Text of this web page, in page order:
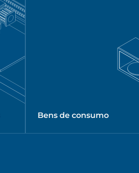
Bens de consumo